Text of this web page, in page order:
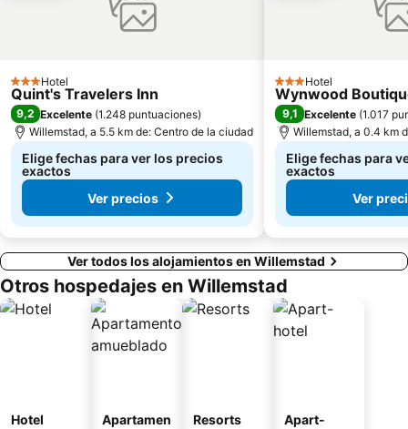
3 Estrellas
Hotel
Quint's Travelers Inn
9,2 Excelente (1.248 puntuaciones)
Willemstad, a 5.5 km de: Centro de la ciudad
Elige fechas para ver los precios
exactos
Ver precios
3 Estrellas
Hotel
Wynwood
9,1 Excelente (1.017
Willemstad, a 0.4 km
Elige fechas para
exactos
Ver
Ver todos los alojamientos en Willemstad
Otros hospedajes en Willemstad
Hotel
Apartamen
Resorts
Apart-